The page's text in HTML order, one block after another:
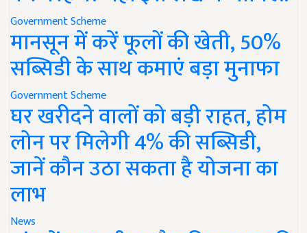
Government Scheme
मानसून में करें फूलों की खेती, 50%
सब्सिडी के साथ कमाएं बड़ा मुनाफा
Government Scheme
घर खरीदने वालों को बड़ी राहत, होम
लोन पर मिलेगी 4% की सब्सिडी,
जानें कौन उठा सकता है योजना का
लाभ
News